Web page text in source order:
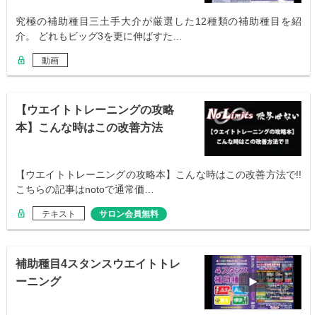
究極の補助種目三土手大介が厳選した12種類の補助種目を紹
介。 どれもビッグ3を更に伸ばすた…
動画
【ウエイトトレーニングの攻略
本】こんな時はこの改善方法
【ウエイトトレーニングの攻略本】こんな時はこの改善方法で!!
こちらの記事はnotoで通常価…
テキスト サロン会員無料
補助種目4スタンスウエイトトレ
ーニング